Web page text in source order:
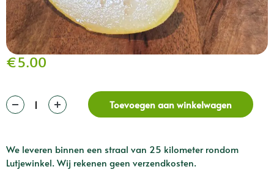
€5.00
Toevoegen aan winkelwagen
We leveren binnen een straal van 25 kilometer rondom
Lutjewinkel. Wij rekenen geen verzendkosten.